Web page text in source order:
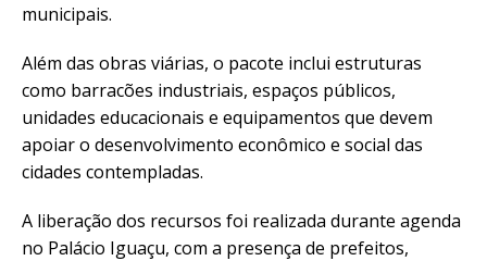
municipais.
Além das obras viárias, o pacote inclui estruturas
como barracões industriais, espaços públicos,
unidades educacionais e equipamentos que devem
apoiar o desenvolvimento econômico e social das
cidades contempladas.
A liberação dos recursos foi realizada durante agenda
no Palácio Iguaçu, com a presença de prefeitos,